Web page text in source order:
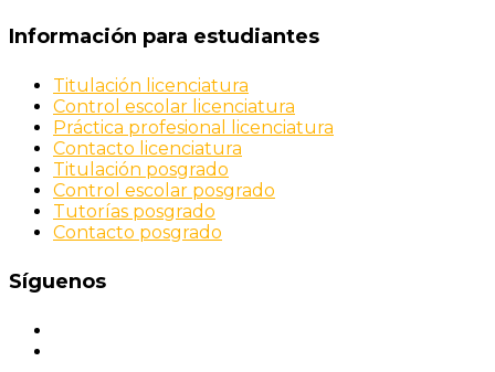
Información para estudiantes
Titulación licenciatura
Control escolar licenciatura
Práctica profesional licenciatura
Contacto licenciatura
Titulación posgrado
Control escolar posgrado
Tutorías posgrado
Contacto posgrado
Síguenos